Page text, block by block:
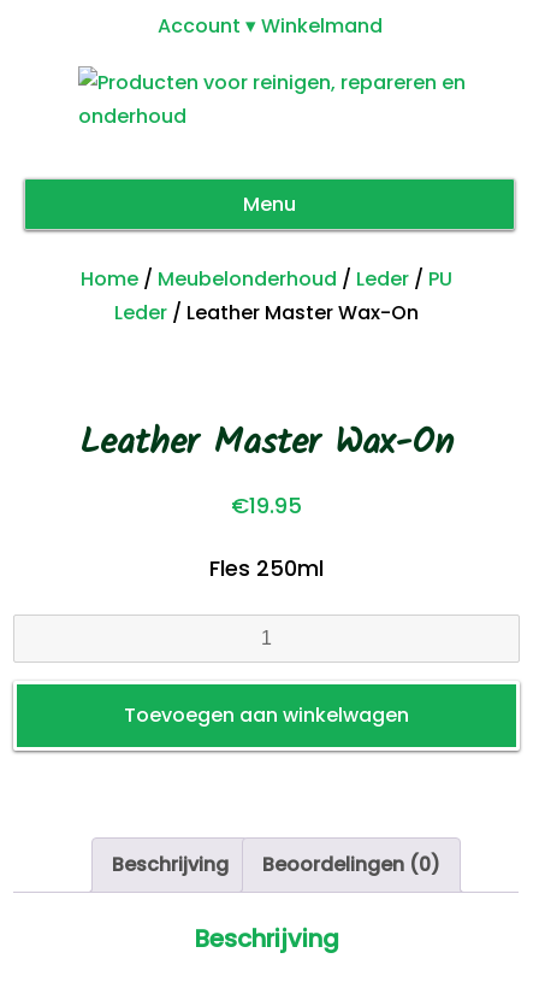
Account Winkelmand
Menu
Home / Meubelonderhoud / Leder / PU
Leder / Leather Master Wax-On
Leather Master Wax-On
€19.95
Fles 250ml
Master
On
Toevoegen aan winkelwagen
Beschrijving Beoordelingen (0)
Beschrijving